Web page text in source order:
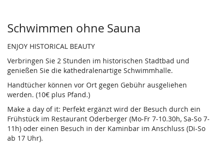
Produkte
Schwimmen ohne Sauna
ENJOY HISTORICAL BEAUTY
Verbringen Sie 2 Stunden im historischen Stadtbad und
genießen Sie die kathedralenartige Schwimmhalle.
Handtücher können vor Ort gegen Gebühr ausgeliehen
werden. (10€ plus Pfand.)
Make a day of it: Perfekt ergänzt wird der Besuch durch ein
Frühstück im Restaurant Oderberger (Mo-Fr 7-10.30h, Sa-So 7-
11h) oder einen Besuch in der Kaminbar im Anschluss (Di-So
ab 17 Uhr).